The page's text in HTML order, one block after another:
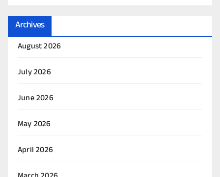
Archives
August 2026
July 2026
June 2026
May 2026
April 2026